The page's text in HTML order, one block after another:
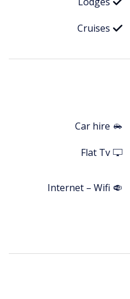
Cruises
Car hire
Flat Tv
Internet – Wifi